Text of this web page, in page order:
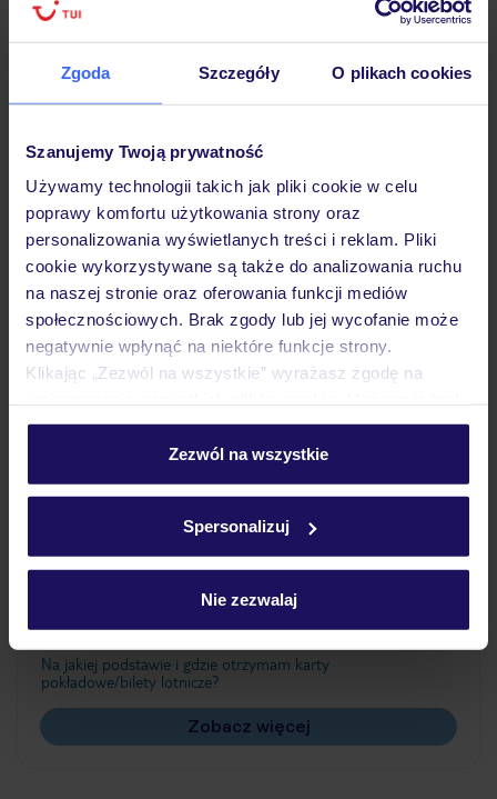
Zgoda Szczegóły O plikach cookies
Szanujemy Twoją prywatność
Używamy technologii takich jak pliki cookie w celu
poprawy komfortu użytkowania strony oraz
personalizowania wyświetlanych treści i reklam. Pliki
cookie wykorzystywane są także do analizowania ruchu
na naszej stronie oraz oferowania funkcji mediów
społecznościowych. Brak zgody lub jej wycofanie może
negatywnie wpłynąć na niektóre funkcje strony.
Klikając „Zezwól na wszystkie” wyrażasz zgodę na
personalizować swój wybór wchodząc w zakładkę
Szczegółowe informacje o plikach cookie znajdziesz
Zezwól na wszystkie
Spersonalizuj
Nie zezwalaj
Hotel
Opinie
Pokoje
Wyżywienie
Ważne informacje
Często zadawane pytania
Jak zmienić uczestników/osobę zgłaszającą?
Czy w Hotelu będzie przedstawiciel TUI?
Na jakiej podstawie i gdzie otrzymam karty
pokładowe/bilety lotnicze?
Zobacz więcej